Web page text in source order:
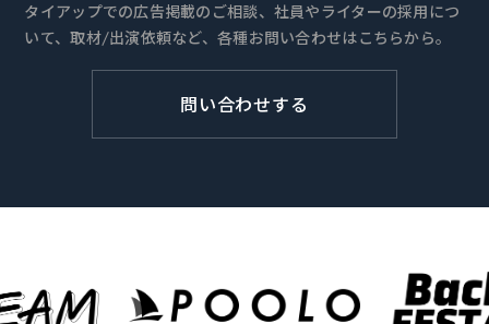
タイアップでの広告掲載のご相談、社員やライターの採用につ
いて、取材/出演依頼など、各種お問い合わせはこちらから。
問い合わせする